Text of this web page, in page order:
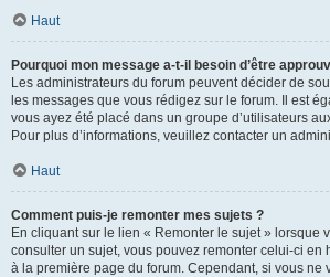
Haut
Pourquoi mon message a-t-il besoin d’être
Les administrateurs du forum peuvent décider de
les messages que vous rédigez sur le forum. Il est
vous ayez été placé dans un groupe d’utilisateurs
Pour plus d’informations, veuillez contacter un
Haut
Comment puis-je remonter mes sujets ?
En cliquant sur le lien « Remonter le sujet » lorsque
consulter un sujet, vous pouvez remonter celui-ci en
à la première page du forum. Cependant, si vous ne